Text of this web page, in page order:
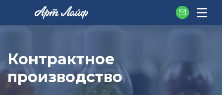
Контрактное
производство